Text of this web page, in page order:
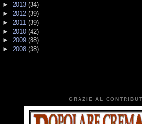
► 2013 (34)
► 2012 (39)
► 2011 (39)
► 2010 (42)
► 2009 (88)
► 2008 (38)
GRAZIE AL